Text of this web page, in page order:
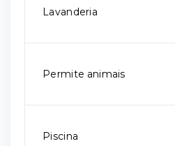
Lavanderia
Permite animais
Piscina